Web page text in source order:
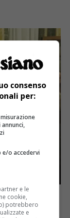
consenso
per:
e/o accedervi
e le
cookie,
potrebbero
e